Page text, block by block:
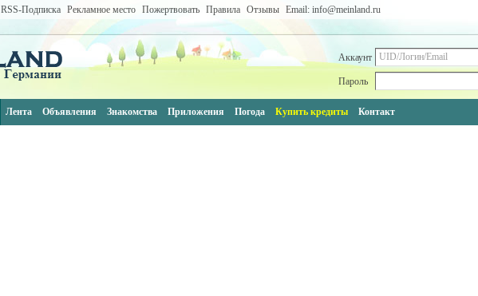
RSS-Подписка Рекламное место Пожертвовать Правила Отзывы Email: info@meinland.ru
Аккаунт
Пароль
Лента Объявления Знакомства Приложения Погода Купить кредиты Контакт